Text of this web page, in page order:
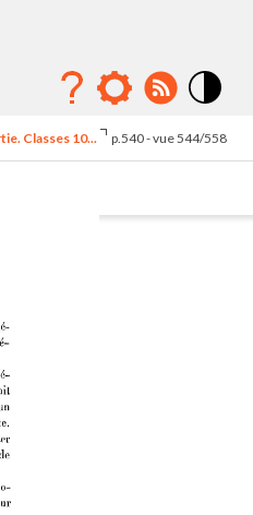
élévé
Classes 10... p.540 - vue 544/558